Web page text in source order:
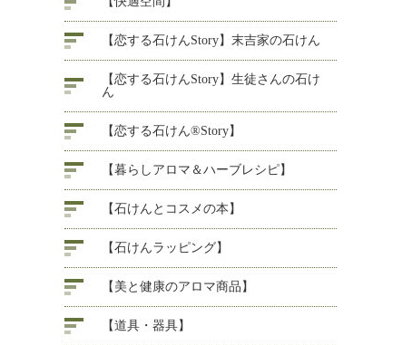
【恋する石けんStory】末吉家の石けん
【恋する石けんStory】生徒さんの石け
ん
【恋する石けん®Story】
【暮らしアロマ＆ハーブレシピ】
【石けんとコスメの本】
【石けんラッピング】
【美と健康のアロマ商品】
【道具・器具】